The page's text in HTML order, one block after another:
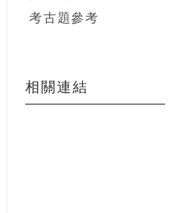
考古題參考
相關連結